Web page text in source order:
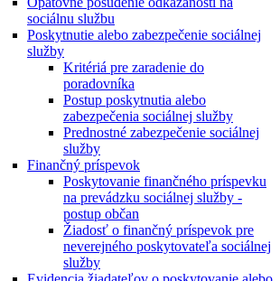
sociálnu službu
Poskytnutie alebo zabezpečenie sociálnej
služby
Kritériá pre zaradenie do
poradovníka
Postup poskytnutia alebo
zabezpečenia sociálnej služby
Prednostné zabezpečenie sociálnej
služby
Finančný príspevok
Poskytovanie finančného príspevku
na prevádzku sociálnej služby -
postup občan
Žiadosť o finančný príspevok pre
neverejného poskytovateľa sociálnej
služby